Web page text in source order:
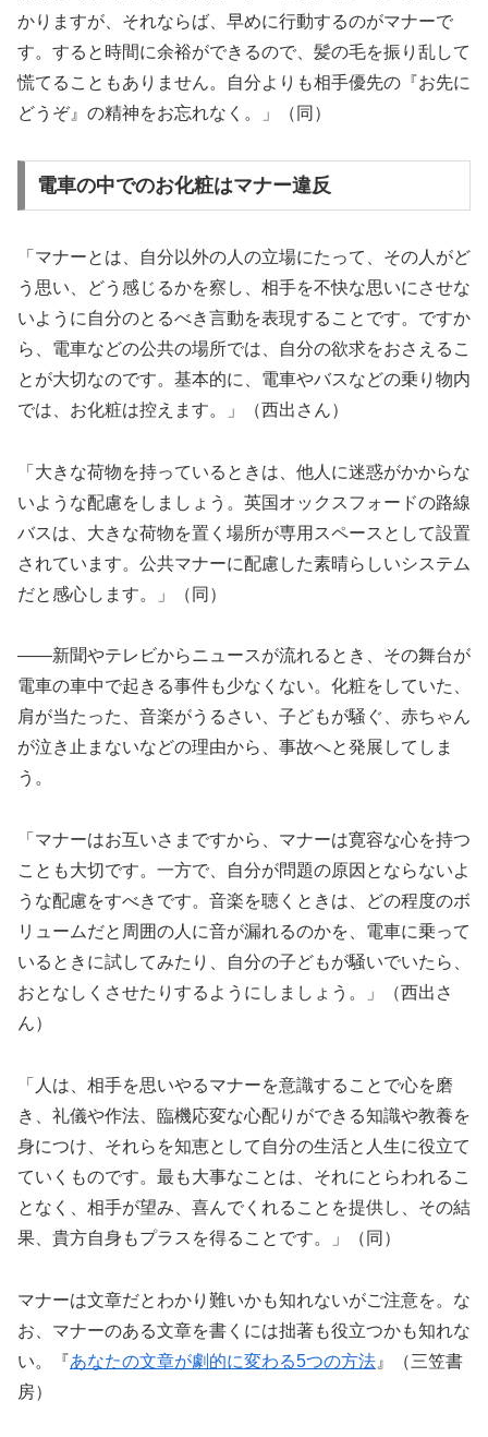
かりますが、それならば、早めに行動するのがマナーで
す。すると時間に余裕ができるので、髪の毛を振り乱して
慌てることもありません。自分よりも相手優先の『お先に
どうぞ』の精神をお忘れなく。」（同）
電車の中でのお化粧はマナー違反
「マナーとは、自分以外の人の立場にたって、その人がど
う思い、どう感じるかを察し、相手を不快な思いにさせな
いように自分のとるべき言動を表現することです。ですか
ら、電車などの公共の場所では、自分の欲求をおさえるこ
とが大切なのです。基本的に、電車やバスなどの乗り物内
では、お化粧は控えます。」（西出さん）
「大きな荷物を持っているときは、他人に迷惑がかからな
いような配慮をしましょう。英国オックスフォードの路線
バスは、大きな荷物を置く場所が専用スペースとして設置
されています。公共マナーに配慮した素晴らしいシステム
だと感心します。」（同）
――新聞やテレビからニュースが流れるとき、その舞台が
電車の車中で起きる事件も少なくない。化粧をしていた、
肩が当たった、音楽がうるさい、子どもが騒ぐ、赤ちゃん
が泣き止まないなどの理由から、事故へと発展してしま
う。
「マナーはお互いさまですから、マナーは寛容な心を持つ
ことも大切です。一方で、自分が問題の原因とならないよ
うな配慮をすべきです。音楽を聴くときは、どの程度のボ
リュームだと周囲の人に音が漏れるのかを、電車に乗って
いるときに試してみたり、自分の子どもが騒いでいたら、
おとなしくさせたりするようにしましょう。」（西出さ
ん）
「人は、相手を思いやるマナーを意識することで心を磨
き、礼儀や作法、臨機応変な心配りができる知識や教養を
身につけ、それらを知恵として自分の生活と人生に役立て
ていくものです。最も大事なことは、それにとらわれるこ
となく、相手が望み、喜んでくれることを提供し、その結
果、貴方自身もプラスを得ることです。」（同）
マナーは文章だとわかり難いかも知れないがご注意を。な
お、マナーのある文章を書くには拙著も役立つかも知れな
い。『あなたの文章が劇的に変わる5つの方法 』（三笠書
房）